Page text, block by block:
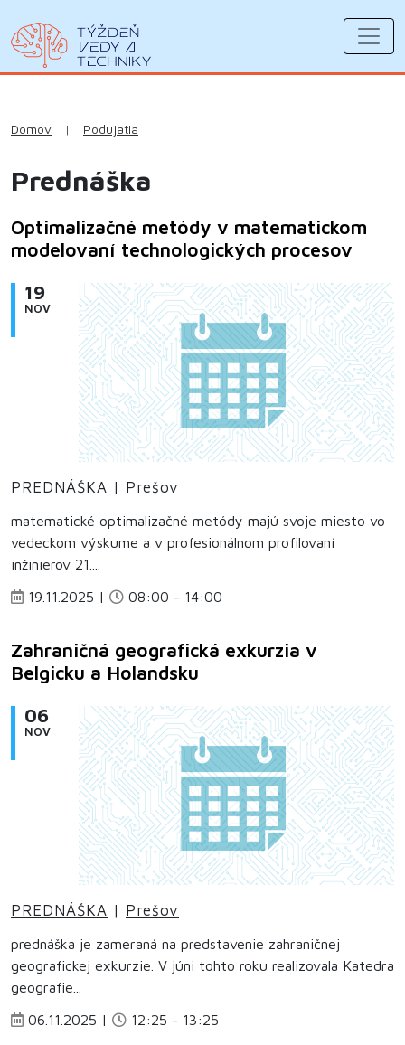
Domov | Podujatia
Prednáška
Optimalizačné metódy v matematickom
modelovaní technologických procesov
19
NOV
PREDNÁŠKA | Prešov
matematické optimalizačné metódy majú svoje miesto vo
vedeckom výskume a v profesionálnom profilovaní
inžinierov 21....
19.11.2025 |
08:00 - 14:00
Zahraničná geografická exkurzia v
Belgicku a Holandsku
06
NOV
PREDNÁŠKA | Prešov
prednáška je zameraná na predstavenie zahraničnej
geografickej exkurzie. V júni tohto roku realizovala Katedra
geografie...
06.11.2025 |
12:25 - 13:25